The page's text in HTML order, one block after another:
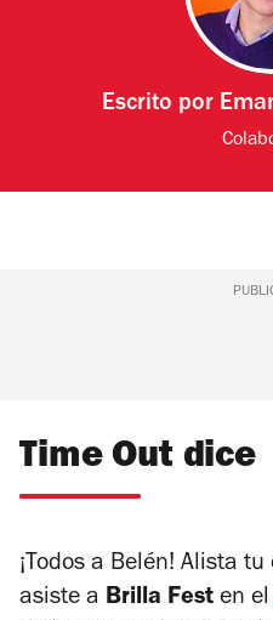
Escrito por
Time Out dice
¡Todos a Belén! Alista
asiste a Brilla Fest en el